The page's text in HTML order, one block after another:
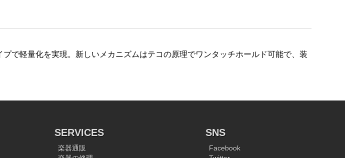
で軽量化を実現。新しいメカニズムはテコの原理でワンタッチホールド可能で、装
SERVICES
楽器通販
SNS
Facebook